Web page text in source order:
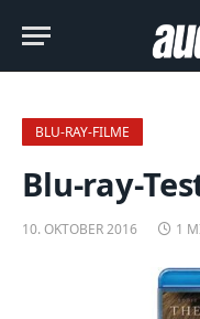
BLU-RAY-FILME
Blu-ray-
10. OKTOBER 2016 1